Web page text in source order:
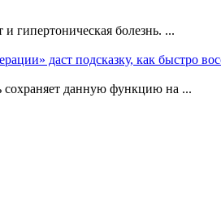
гипертоническая болезнь. ...
даст подсказку, как быстро
сохраняет данную функцию на ...